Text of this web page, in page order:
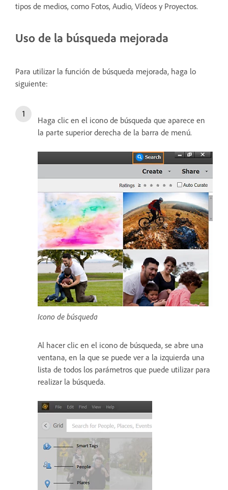
tipos de medios, como Fotos, Audio, Vídeos y Proyectos.
Uso de la búsqueda mejorada
Para utilizar la función de búsqueda mejorada, haga lo
siguiente:
Haga clic en el icono de búsqueda que aparece en
la parte superior derecha de la barra de menú.
Icono de búsqueda
Al hacer clic en el icono de búsqueda, se abre una
ventana, en la que se puede ver a la izquierda una
lista de todos los parámetros que puede utilizar para
realizar la búsqueda.